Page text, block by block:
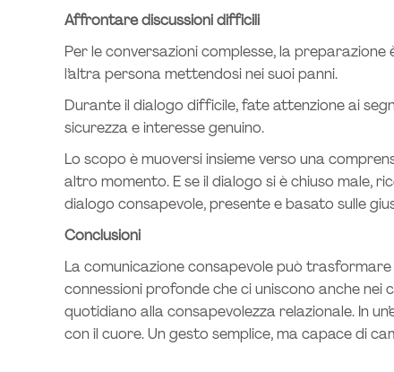
Affrontare discussioni difficili
Per le conversazioni complesse, la
l’altra persona mettendosi nei suoi panni.
Durante il dialogo difficile, fate attenzione ai
sicurezza e interesse genuino.
Lo scopo è muoversi insieme verso una
altro momento. E se il dialogo si è chiuso male,
dialogo consapevole, presente e basato sulle
Conclusioni
La comunicazione consapevole può
connessioni profonde che ci uniscono anche nei
quotidiano alla consapevolezza relazionale. In
con il cuore. Un gesto semplice, ma capace di